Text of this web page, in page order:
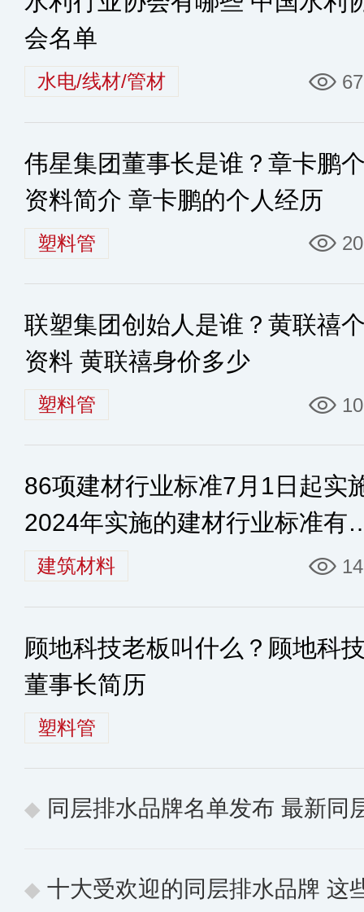
会名单
水电/线材/管材
伟星集团董事长是谁？章卡鹏
资料简介 章卡鹏的个人经历
塑料管
联塑集团创始人是谁？黄联禧
资料 黄联禧身价多少
塑料管
86项建材行业标准7月1日起实
2024年实施的建材行业标准有
些建筑材料
顾地科技老板叫什么？顾地科
董事长简历
塑料管
同层排水品牌名单发布 最新同
十大受欢迎的同层排水品牌 这些